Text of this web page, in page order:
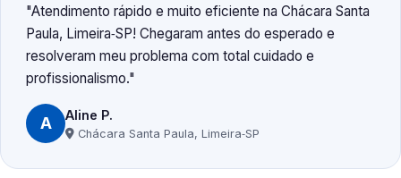
Atendimento rápido e muito eficiente na Chácara Santa
Paula, Limeira‑SP! Chegaram antes do esperado e
resolveram meu problema com total cuidado e
profissionalismo.
A Aline P.
Chácara Santa Paula, Limeira‑SP